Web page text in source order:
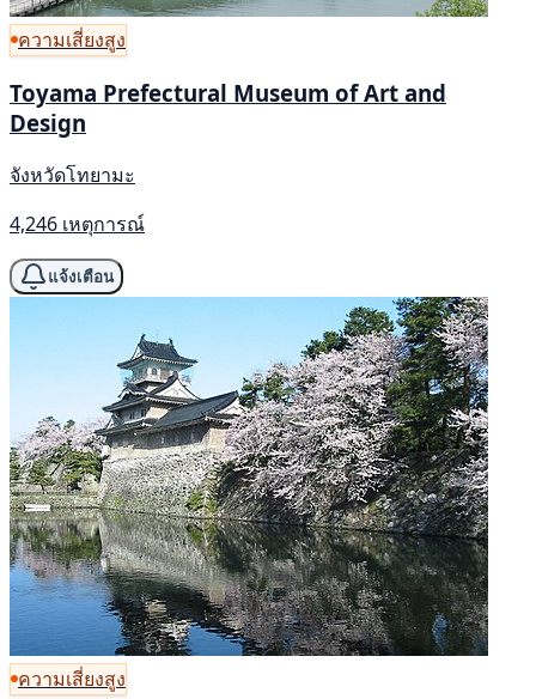
ความเสี่ยงสูง
Toyama Prefectural Museum of Art and
Design
จังหวัดโทยามะ
4,246 เหตุการณ์
แจ้งเตือน
ความเสี่ยงสูง